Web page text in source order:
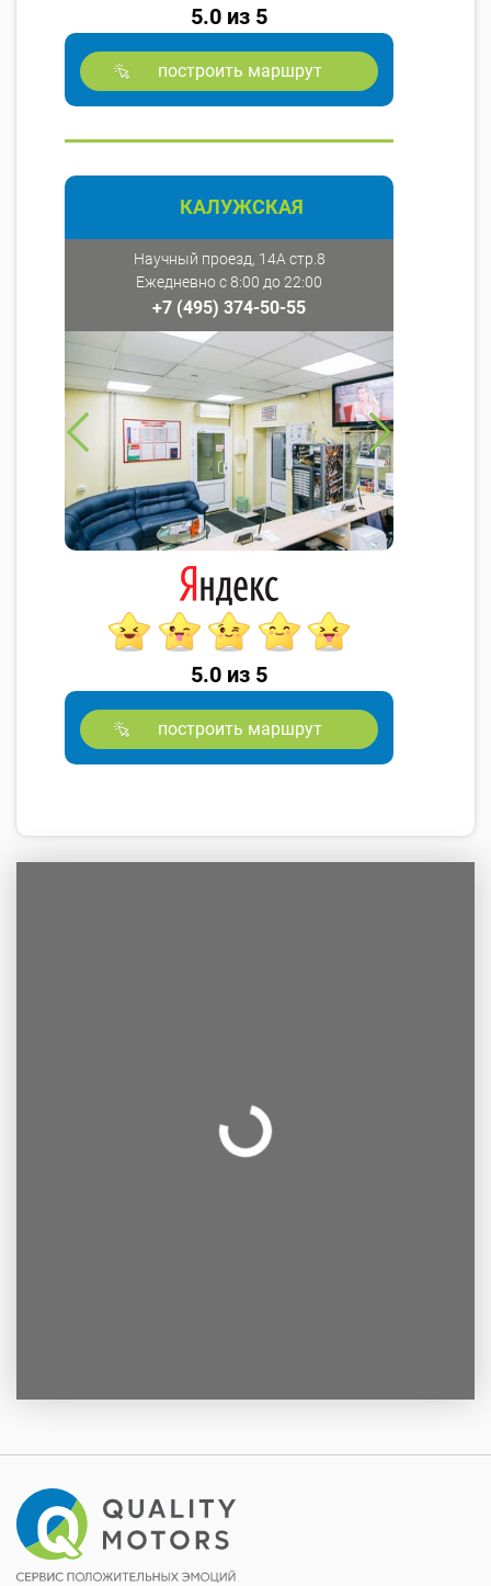
5.0 из 5
построить маршрут
КАЛУЖСКАЯ
Научный проезд, 14А стр.8
Ежедневно с 8:00 до 22:00
+7 (495) 374-50-55
5.0 из 5
построить маршрут